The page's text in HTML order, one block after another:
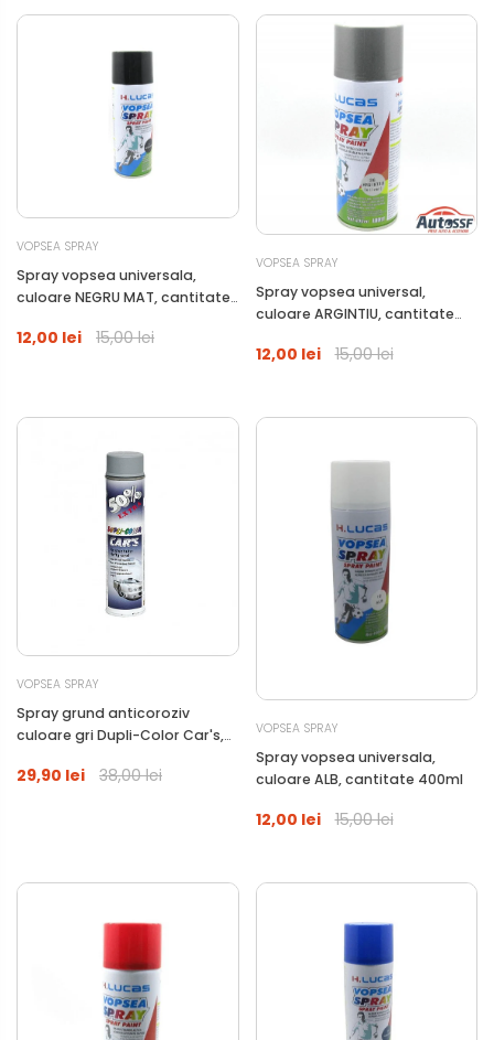
VOPSEA SPRAY
Spray vopsea universala,
culoare NEGRU MAT, cantitate
12,00 lei 15,00 lei
VOPSEA SPRAY
Spray vopsea universal,
culoare ARGINTIU, cantitate
12,00 lei 15,00 lei
VOPSEA SPRAY
Spray grund anticoroziv
culoare gri Dupli-Color Car's,
29,90 lei 38,00 lei
VOPSEA SPRAY
Spray vopsea universala,
culoare ALB, cantitate 400ml
12,00 lei 15,00 lei